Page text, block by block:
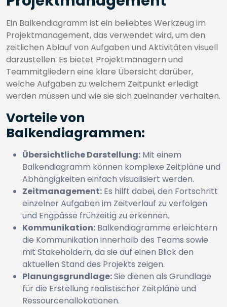
Ein Balkendiagramm ist ein beliebtes Werkzeug im
Projektmanagement, das verwendet wird, um den
zeitlichen Ablauf von Aufgaben und Aktivitäten visuell
darzustellen. Es bietet Projektmanagern und
Teammitgliedern eine klare Übersicht darüber,
welche Aufgaben zu welchem Zeitpunkt erledigt
werden müssen und wie sie sich zueinander verhalten.
Vorteile von
Balkendiagrammen:
Übersichtliche Darstellung: Mit einem
Balkendiagramm können komplexe Zeitpläne und
Abhängigkeiten einfach visualisiert werden.
Zeitmanagement: Es hilft dabei, den Fortschritt
einzelner Aufgaben im Zeitverlauf zu verfolgen
und Engpässe frühzeitig zu erkennen.
Kommunikation: Balkendiagramme erleichtern
die Kommunikation innerhalb des Teams sowie
mit Stakeholdern, da sie auf einen Blick den
aktuellen Stand des Projekts zeigen.
Planungsgrundlage:Sie dienen als Grundlage
für die Erstellung realistischer Zeitpläne und
Ressourcenallokationen.